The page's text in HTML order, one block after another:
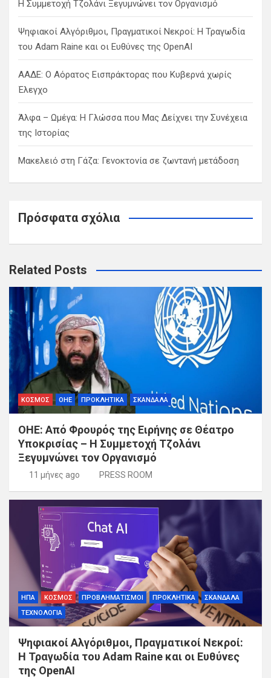
Η Συμμετοχή Τζολάνι Ξεγυμνώνει τον Οργανισμό
Ψηφιακοί Αλγόριθμοι, Πραγματικοί Νεκροί: Η Τραγωδία
του Adam Raine και οι Ευθύνες της OpenAI
ΑΑΔΕ: Ο Αόρατος Εισπράκτορας που Κυβερνά χωρίς
Έλεγχο
Άλφα – Ωμέγα: Η Γλώσσα που Μας Δείχνει την Συνέχεια
της Ιστορίας
Μακελειό στη Γάζα: Γενοκτονία σε ζωντανή μετάδοση
Πρόσφατα σχόλια
Related Posts
ΚΟΣΜΟΣ ΟΗΕ ΠΡΟΚΛΗΤΙΚΑ ΣΚΑΝΔΑΛΑ
ΟΗΕ: Από Φρουρός της Ειρήνης σε Θέατρο
Υποκρισίας – Η Συμμετοχή Τζολάνι
Ξεγυμνώνει τον Οργανισμό
11 μήνες ago PRESS ROOM
ΗΠΑ ΚΟΣΜΟΣ ΠΡΟΒΛΗΜΑΤΙΣΜΟΙ ΠΡΟΚΛΗΤΙΚΑ
ΣΚΑΝΔΑΛΑ
ΤΕΧΝΟΛΟΓΙΑ
Ψηφιακοί Αλγόριθμοι, Πραγματικοί Νεκροί:
Η Τραγωδία του Adam Raine και οι Ευθύνες
της OpenAI